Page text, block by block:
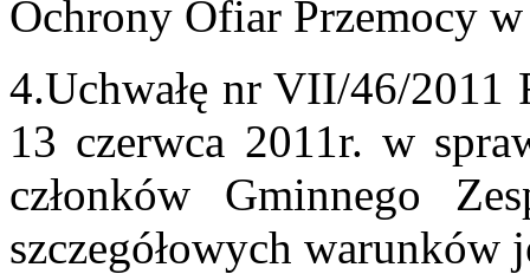
Ochrony Ofiar Przemocy
4.Uchwałę nr VII/46/2011
13 czerwca 2011r. w
członków Gminnego
szczegółowych warunków